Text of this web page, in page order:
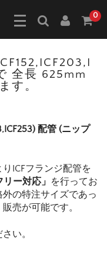
0
全長 625mm
す。
配管 (ニップ
ICFフランジ配管を
ー対応」 を行ってお
の特注サイズであっ
売が可能です。
い。